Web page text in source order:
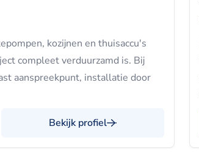
kozijnen en thuisaccu's
compleet verduurzamd is. Bij
aanspreekpunt, installatie door
Bekijk profiel